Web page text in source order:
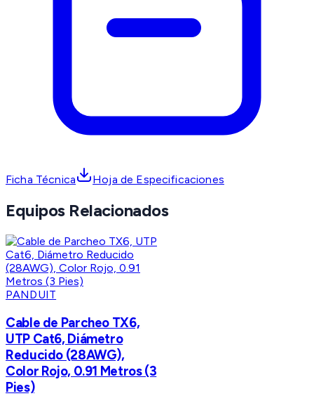
Ficha Técnica Hoja de Especificaciones
Equipos Relacionados
PANDUIT
Cable de Parcheo TX6,
UTP Cat6, Diámetro
Reducido (28AWG),
Color Rojo, 0.91 Metros (3
Pies)